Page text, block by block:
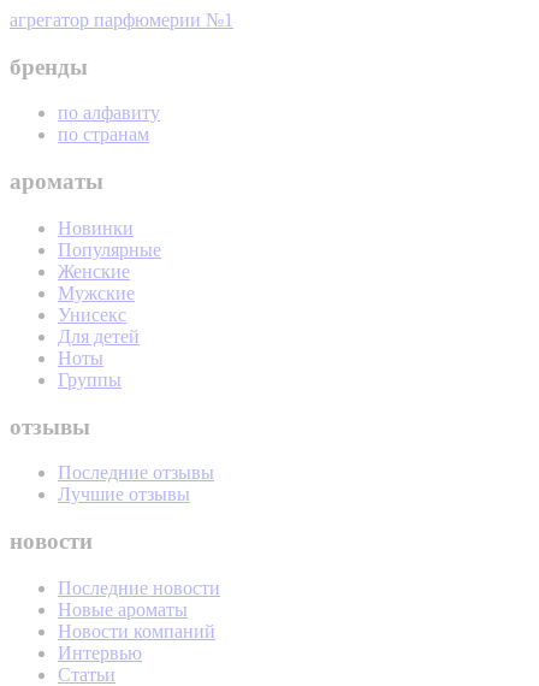
агрегатор парфюмерии №1
бренды
по алфавиту
по странам
ароматы
Новинки
Популярные
Женские
Мужские
Унисекс
Для детей
Ноты
Группы
отзывы
Последние отзывы
Лучшие отзывы
новости
Последние новости
Новые ароматы
Новости компаний
Интервью
Статьи